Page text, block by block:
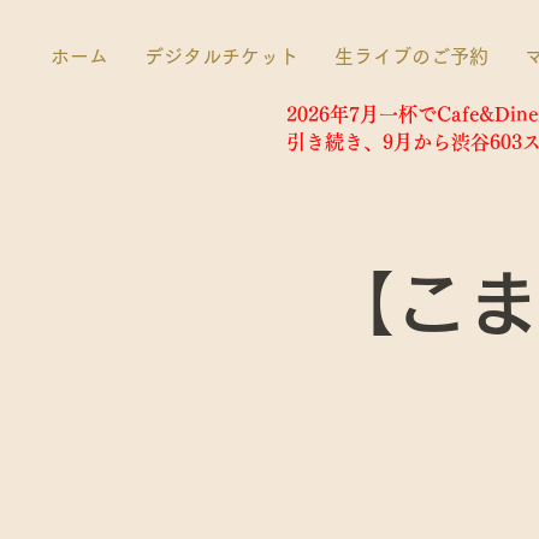
ホーム デジタルチケット 生ライブのご予約
2026年7月一杯で
引き続き、9月から渋谷603
【こ